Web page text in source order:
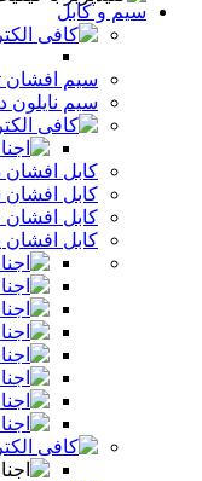
سیم و کابل
سیم افشان
سیم نایلون
کابل افشان
کابل
کابل افشان
کابل افشان